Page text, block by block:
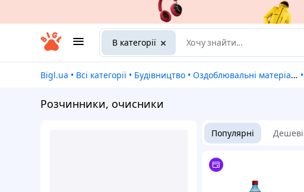
В категорії
Bigl.ua • Всі категорії • Будівництво • Оздоблювальні матеріали •
Розчинники, очисники
Популярні Дешеві